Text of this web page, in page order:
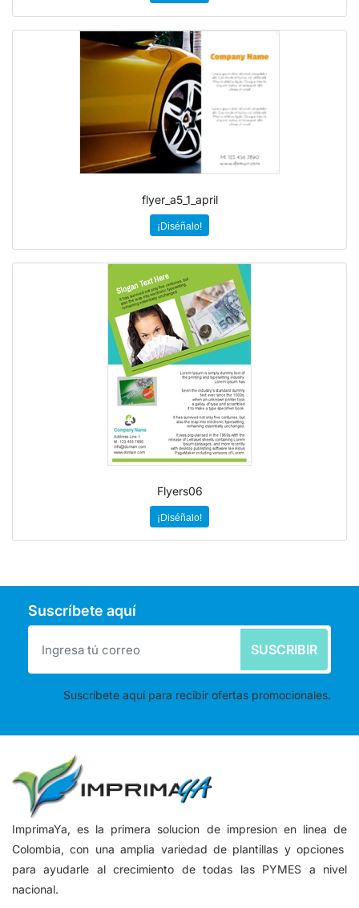
flyer_a5_1_april
¡Diséñalo!
Flyers06
¡Diséñalo!
Suscríbete aquí
SUSCRIBIR
Suscríbete aquí para recibir ofertas promocionales.
ImprimaYa, es la primera solucion de impresion en linea de
Colombia, con una amplia variedad de plantillas y opciones
para ayudarle al crecimiento de todas las PYMES a nivel
nacional.